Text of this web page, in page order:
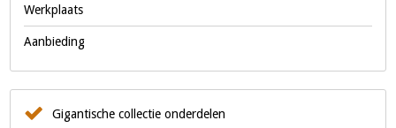
Werkplaats
Aanbieding
Gigantische collectie onderdelen